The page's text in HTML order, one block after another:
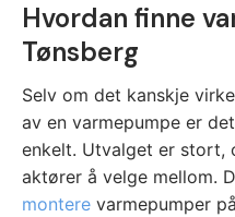
Hvordan finne
Tønsberg
Selv om det kanskje
av en varmepumpe er
enkelt. Utvalget er stort,
aktører å velge mellom.
montere varmepumper